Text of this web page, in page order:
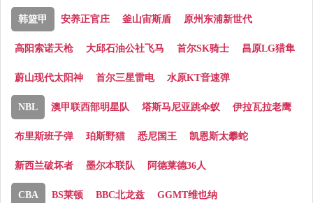
韩篮甲 安养正官庄 釜山宙斯盾 原州东浦新世代
高阳索诺天枪 大邱石油公社飞马 首尔SK骑士 昌原LG猎隼
蔚山现代太阳神 首尔三星雷电 水原KT音速弹
NBL 澳甲联西部明星队 塔斯马尼亚跳伞蚁 伊拉瓦拉老鹰
布里斯班子弹 珀斯野猫 悉尼国王 凯恩斯太攀蛇
新西兰破坏者 墨尔本联队 阿德莱德36人
CBA BS莱顿 BBC北龙兹 GGMT维也纳